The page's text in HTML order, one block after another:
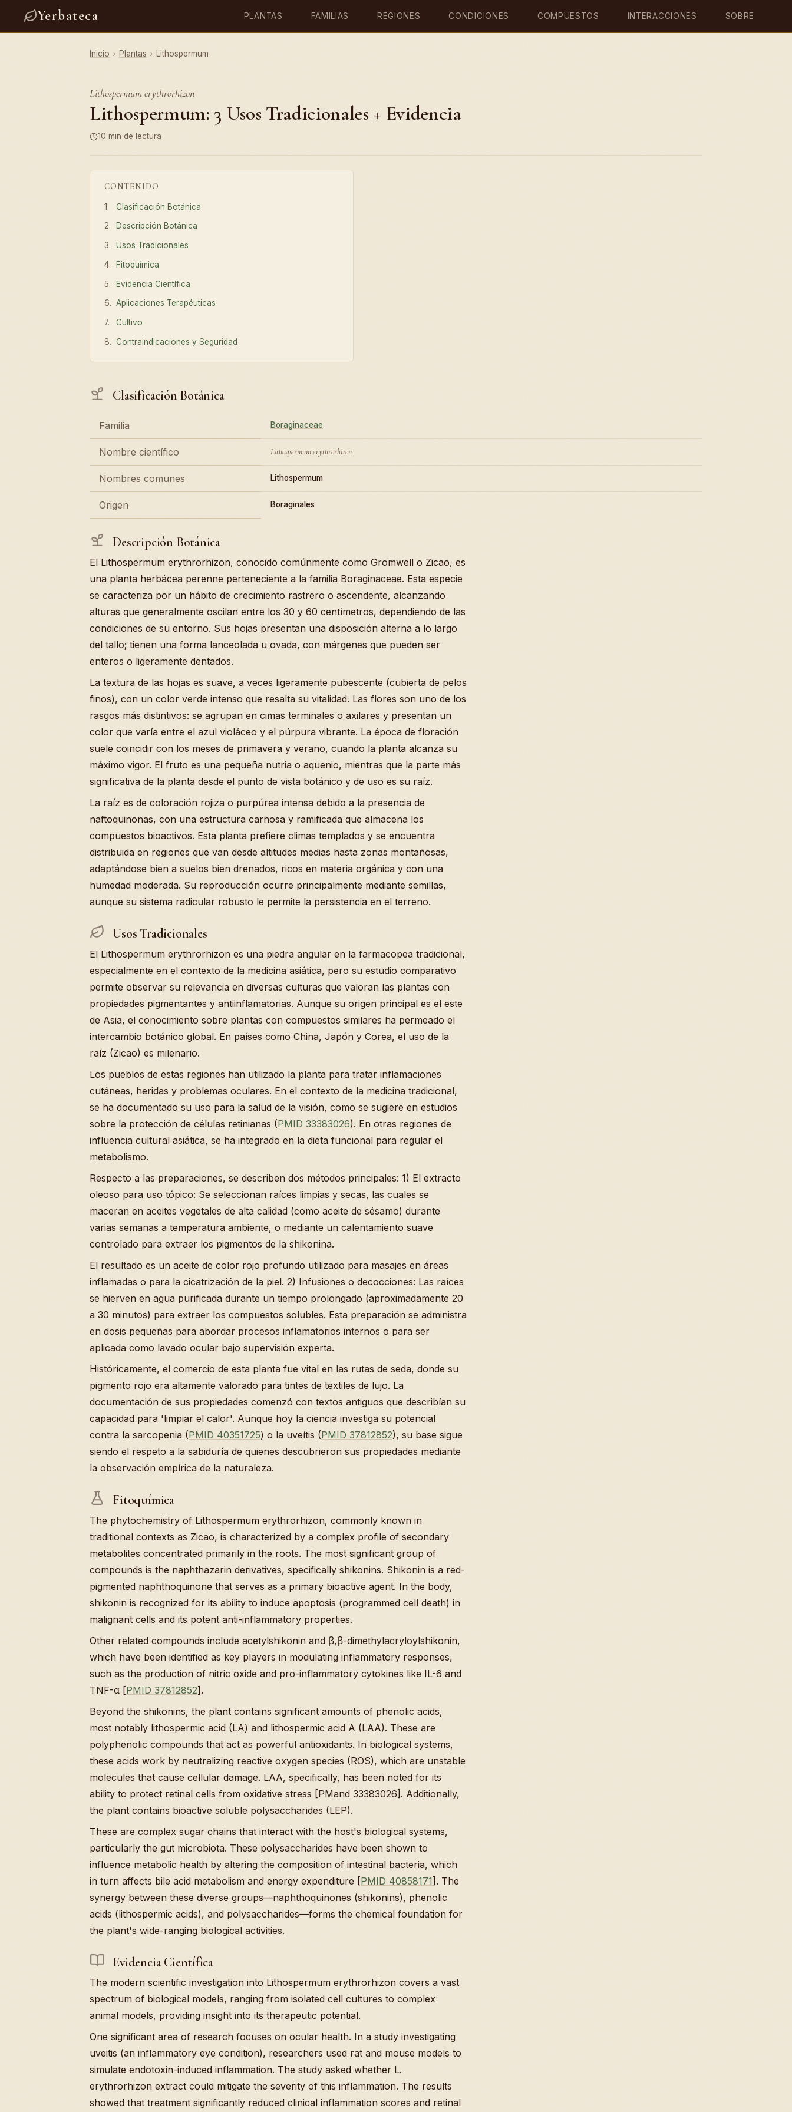
Yerbateca PLANTAS FAMILIAS REGIONES CONDICIONES COMPUESTOS INTERACCIONES SOBRE
Inicio › Plantas › Lithospermum
Lithospermum erythrorhizon
Lithospermum: 3 Usos Tradicionales + Evidencia
10 min de lectura
CONTENIDO
Clasificación Botánica
Descripción Botánica
Usos Tradicionales
Fitoquímica
Evidencia Científica
Aplicaciones Terapéuticas
Cultivo
Contraindicaciones y Seguridad
Clasificación Botánica
Familia Boraginaceae
Nombre científico Lithospermum erythrorhizon
Nombres comunes Lithospermum
Origen Boraginales
Descripción Botánica
El Lithospermum erythrorhizon, conocido comúnmente como Gromwell o Zicao, es
una planta herbácea perenne perteneciente a la familia Boraginaceae. Esta especie
se caracteriza por un hábito de crecimiento rastrero o ascendente, alcanzando
alturas que generalmente oscilan entre los 30 y 60 centímetros, dependiendo de las
condiciones de su entorno. Sus hojas presentan una disposición alterna a lo largo
del tallo; tienen una forma lanceolada u ovada, con márgenes que pueden ser
enteros o ligeramente dentados.
La textura de las hojas es suave, a veces ligeramente pubescente (cubierta de pelos
finos), con un color verde intenso que resalta su vitalidad. Las flores son uno de los
rasgos más distintivos: se agrupan en cimas terminales o axilares y presentan un
color que varía entre el azul violáceo y el púrpura vibrante. La época de floración
suele coincidir con los meses de primavera y verano, cuando la planta alcanza su
máximo vigor. El fruto es una pequeña nutria o aquenio, mientras que la parte más
significativa de la planta desde el punto de vista botánico y de uso es su raíz.
La raíz es de coloración rojiza o purpúrea intensa debido a la presencia de
naftoquinonas, con una estructura carnosa y ramificada que almacena los
compuestos bioactivos. Esta planta prefiere climas templados y se encuentra
distribuida en regiones que van desde altitudes medias hasta zonas montañosas,
adaptándose bien a suelos bien drenados, ricos en materia orgánica y con una
humedad moderada. Su reproducción ocurre principalmente mediante semillas,
aunque su sistema radicular robusto le permite la persistencia en el terreno.
Usos Tradicionales
El Lithospermum erythrorhizon es una piedra angular en la farmacopea tradicional,
especialmente en el contexto de la medicina asiática, pero su estudio comparativo
permite observar su relevancia en diversas culturas que valoran las plantas con
propiedades pigmentantes y antiinflamatorias. Aunque su origen principal es el este
de Asia, el conocimiento sobre plantas con compuestos similares ha permeado el
intercambio botánico global. En países como China, Japón y Corea, el uso de la
raíz (Zicao) es milenario.
Los pueblos de estas regiones han utilizado la planta para tratar inflamaciones
cutáneas, heridas y problemas oculares. En el contexto de la medicina tradicional,
se ha documentado su uso para la salud de la visión, como se sugiere en estudios
sobre la protección de células retinianas (PMID 33383026). En otras regiones de
influencia cultural asiática, se ha integrado en la dieta funcional para regular el
metabolismo.
Respecto a las preparaciones, se describen dos métodos principales: 1) El extracto
oleoso para uso tópico: Se seleccionan raíces limpias y secas, las cuales se
maceran en aceites vegetales de alta calidad (como aceite de sésamo) durante
varias semanas a temperatura ambiente, o mediante un calentamiento suave
controlado para extraer los pigmentos de la shikonina.
El resultado es un aceite de color rojo profundo utilizado para masajes en áreas
inflamadas o para la cicatrización de la piel. 2) Infusiones o decocciones: Las raíces
se hierven en agua purificada durante un tiempo prolongado (aproximadamente 20
a 30 minutos) para extraer los compuestos solubles. Esta preparación se administra
en dosis pequeñas para abordar procesos inflamatorios internos o para ser
aplicada como lavado ocular bajo supervisión experta.
Históricamente, el comercio de esta planta fue vital en las rutas de seda, donde su
pigmento rojo era altamente valorado para tintes de textiles de lujo. La
documentación de sus propiedades comenzó con textos antiguos que describían su
capacidad para 'limpiar el calor'. Aunque hoy la ciencia investiga su potencial
contra la sarcopenia (PMID 40351725) o la uveítis (PMID 37812852), su base sigue
siendo el respeto a la sabiduría de quienes descubrieron sus propiedades mediante
la observación empírica de la naturaleza.
Fitoquímica
The phytochemistry of Lithospermum erythrorhizon, commonly known in
traditional contexts as Zicao, is characterized by a complex profile of secondary
metabolites concentrated primarily in the roots. The most significant group of
compounds is the naphthazarin derivatives, specifically shikonins. Shikonin is a red-
pigmented naphthoquinone that serves as a primary bioactive agent. In the body,
shikonin is recognized for its ability to induce apoptosis (programmed cell death) in
malignant cells and its potent anti-inflammatory properties.
Other related compounds include acetylshikonin and β,β-dimethylacryloylshikonin,
which have been identified as key players in modulating inflammatory responses,
such as the production of nitric oxide and pro-inflammatory cytokines like IL-6 and
TNF-α [PMID 37812852].
Beyond the shikonins, the plant contains significant amounts of phenolic acids,
most notably lithospermic acid (LA) and lithospermic acid A (LAA). These are
polyphenolic compounds that act as powerful antioxidants. In biological systems,
these acids work by neutralizing reactive oxygen species (ROS), which are unstable
molecules that cause cellular damage. LAA, specifically, has been noted for its
ability to protect retinal cells from oxidative stress [PMand 33383026]. Additionally,
the plant contains bioactive soluble polysaccharides (LEP).
These are complex sugar chains that interact with the host's biological systems,
particularly the gut microbiota. These polysaccharides have been shown to
influence metabolic health by altering the composition of intestinal bacteria, which
in turn affects bile acid metabolism and energy expenditure [PMID 40858171]. The
synergy between these diverse groups—naphthoquinones (shikonins), phenolic
acids (lithospermic acids), and polysaccharides—forms the chemical foundation for
the plant's wide-ranging biological activities.
Evidencia Científica
The modern scientific investigation into Lithospermum erythrorhizon covers a vast
spectrum of biological models, ranging from isolated cell cultures to complex
animal models, providing insight into its therapeutic potential.
One significant area of research focuses on ocular health. In a study investigating
uveitis (an inflammatory eye condition), researchers used rat and mouse models to
simulate endotoxin-induced inflammation. The study asked whether L.
erythrorhizon extract could mitigate the severity of this inflammation. The results
showed that treatment significantly reduced clinical inflammation scores and retinal